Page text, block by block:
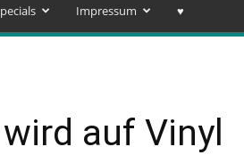
Impressum ♥️
auf Vinyl